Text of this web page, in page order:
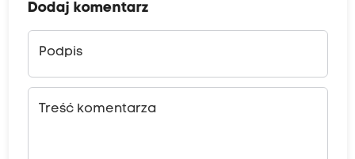
Dodaj komentarz
Podpis
Treść komentarza